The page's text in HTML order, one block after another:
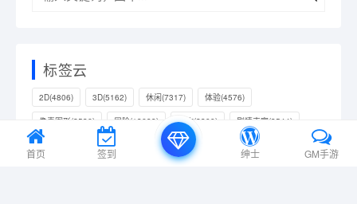
标签云
2D(4806) 3D(5162) 休闲(7317) 体验(4576)
像素图形(2536) 冒险(13699) 制作(2300) 剧情丰富(3544)
动作 动作冒险 动漫 (1977) 单人(11825)
首页 签到 绅士 GM手游